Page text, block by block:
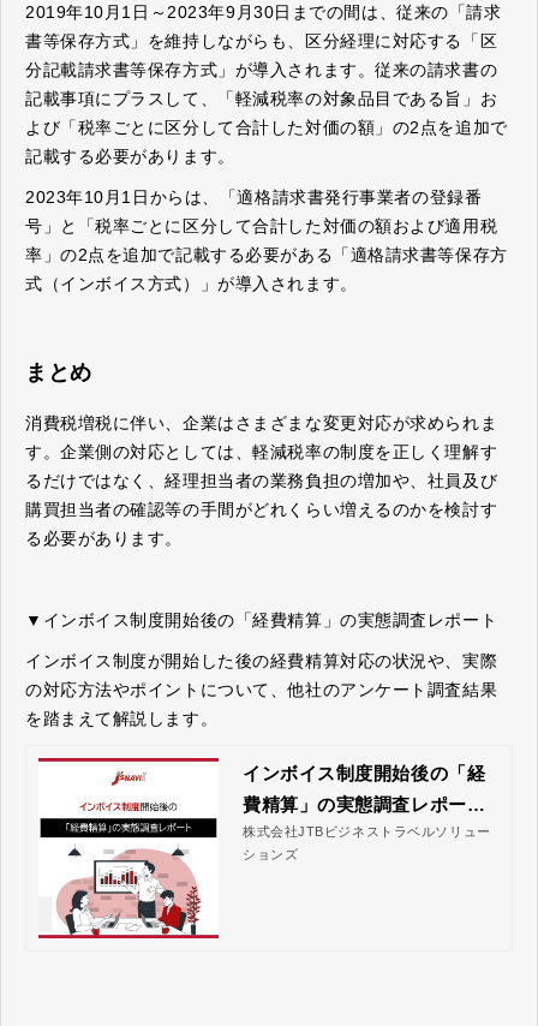
2019年10月1日～2023年9月30日までの間は、従来の「請求
書等保存方式」を維持しながらも、区分経理に対応する「区
分記載請求書等保存方式」が導入されます。従来の請求書の
記載事項にプラスして、「軽減税率の対象品目である旨」お
よび「税率ごとに区分して合計した対価の額」の2点を追加で
記載する必要があります。
2023年10月1日からは、「適格請求書発行事業者の登録番
号」と「税率ごとに区分して合計した対価の額および適用税
率」の2点を追加で記載する必要がある「適格請求書等保存方
式（インボイス方式）」が導入されます。
まとめ
消費税増税に伴い、企業はさまざまな変更対応が求められま
す。企業側の対応としては、軽減税率の制度を正しく理解す
るだけではなく、経理担当者の業務負担の増加や、社員及び
購買担当者の確認等の手間がどれくらい増えるのかを検討す
る必要があります。
▼インボイス制度開始後の「経費精算」の実態調査レポート
インボイス制度が開始した後の経費精算対応の状況や、実際
の対応方法やポイントについて、他社のアンケート調査結果
を踏まえて解説します。
インボイス制度開始後の「経
費精算」の実態調査レポート
｜株式会社JTBビジネストラ
ベルソリューションズ
株式会社JTBビジネストラベルソリュー
ションズ